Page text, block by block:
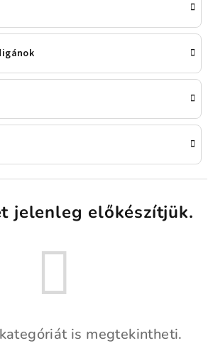
jelenleg előkészítjük.
is megtekintheti.